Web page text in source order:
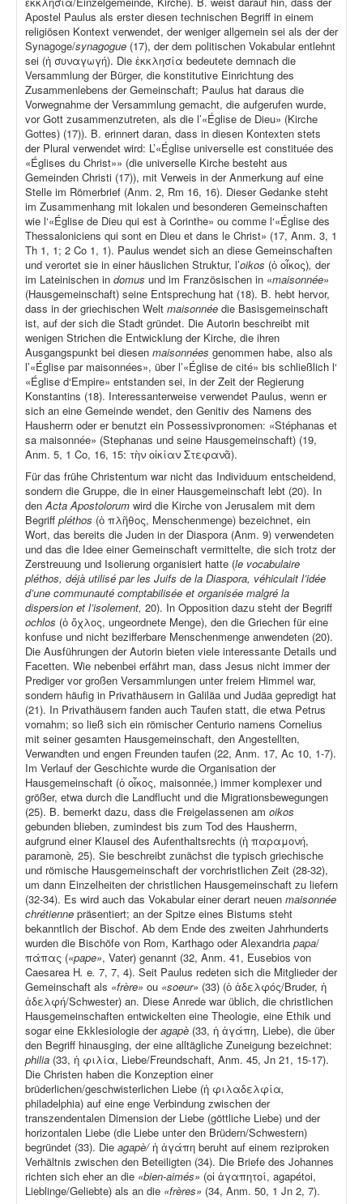
Apostel Paulus als erster diesen technischen Begriff in einem
religiösen Kontext verwendet, der weniger allgemein sei als der der
Synagoge/synagogue (17), der dem politischen Vokabular entlehnt
sei (ἡ συναγωγή). Die ἐκκλησία bedeutete demnach die
Versammlung der Bürger, die konstitutive Einrichtung des
Zusammenlebens der Gemeinschaft; Paulus hat daraus die
Vorwegnahme der Versammlung gemacht, die aufgerufen wurde,
vor Gott zusammenzutreten, als die l’«Église de Dieu» (Kirche
Gottes) (17)). B. erinnert daran, dass in diesen Kontexten stets
der Plural verwendet wird: L’«Église universelle est constituée des
«Églises du Christ»» (die universelle Kirche besteht aus
Gemeinden Christi (17)), mit Verweis in der Anmerkung auf eine
Stelle im Römerbrief (Anm. 2, Rm 16, 16). Dieser Gedanke steht
im Zusammenhang mit lokalen und besonderen Gemeinschaften
wie l‘«Église de Dieu qui est à Corinthe» ou comme l‘«Église des
Thessaloniciens qui sont en Dieu et dans le Christ» (17, Anm. 3, 1
Th 1, 1; 2 Co 1, 1). Paulus wendet sich an diese Gemeinschaften
und verortet sie in einer häuslichen Struktur, l’oikos (ὁ οἶκος), der
im Lateinischen in domus und im Französischen in «maisonnée»
(Hausgemeinschaft) seine Entsprechung hat (18). B. hebt hervor,
dass in der griechischen Welt maisonnée die Basisgemeinschaft
ist, auf der sich die Stadt gründet. Die Autorin beschreibt mit
wenigen Strichen die Entwicklung der Kirche, die ihren
Ausgangspunkt bei diesen maisonnées genommen habe, also als
l’«Église par maisonnées», über l’«Église de cité» bis schließlich l‘
«Église d‘Empire» entstanden sei, in der Zeit der Regierung
Konstantins (18). Interessanterweise verwendet Paulus, wenn er
sich an eine Gemeinde wendet, den Genitiv des Namens des
Hausherrn oder er benutzt ein Possessivpronomen: «Stéphanas et
sa maisonnée» (Stephanas und seine Hausgemeinschaft) (19,
Anm. 5, 1 Co, 16, 15: τὴν οἰκίαν Στεφανᾶ).
Für das frühe Christentum war nicht das Individuum entscheidend,
sondern die Gruppe, die in einer Hausgemeinschaft lebt (20). In
denActa Apostolorum wird die Kirche von Jerusalem mit dem
Begriff pléthos (ὁ πλῆθος, Menschenmenge) bezeichnet, ein
Wort, das bereits die Juden in der Diaspora (Anm. 9) verwendeten
und das die Idee einer Gemeinschaft vermittelte, die sich trotz der
Zerstreuung und Isolierung organisiert hatte (le vocabulaire
pléthos, déjà utilisé par les Juifs de la Diaspora, véhiculait l’idée
d’une communauté comptabilisée et organisée malgré la
dispersion et l’isolement, 20). In Opposition dazu steht der Begriff
ochlos (ὁ ὄχλος, ungeordnete Menge), den die Griechen für eine
konfuse und nicht bezifferbare Menschenmenge anwendeten (20).
Die Ausführungen der Autorin bieten viele interessante Details und
Facetten. Wie nebenbei erfährt man, dass Jesus nicht immer der
Prediger vor großen Versammlungen unter freiem Himmel war,
sondern häufig in Privathäusern in Galiläa und Judäa gepredigt hat
(21). In Privathäusern fanden auch Taufen statt, die etwa Petrus
vornahm; so ließ sich ein römischer Centurio namens Cornelius
mit seiner gesamten Hausgemeinschaft, den Angestellten,
Verwandten und engen Freunden taufen (22, Anm. 17, Ac 10, 1-7).
Im Verlauf der Geschichte wurde die Organisation der
Hausgemeinschaft (ὁ οἶκος, maisonnée,) immer komplexer und
größer, etwa durch die Landflucht und die Migrationsbewegungen
(25). B. bemerkt dazu, dass die Freigelassenen am oikos
gebunden blieben, zumindest bis zum Tod des Hausherrn,
aufgrund einer Klausel des Aufenthaltsrechts (ἡ παραμονή,
paramonè, 25). Sie beschreibt zunächst die typisch griechische
und römische Hausgemeinschaft der vorchristlichen Zeit (28-32),
um dann Einzelheiten der christlichen Hausgemeinschaft zu liefern
(32-34). Es wird auch das Vokabular einer derart neuen maisonnée
chrétienne präsentiert; an der Spitze eines Bistums steht
bekanntlich der Bischof. Ab dem Ende des zweiten Jahrhunderts
wurden die Bischöfe von Rom, Karthago oder Alexandria papa/
πάπας («pape», Vater) genannt (32, Anm. 41, Eusebios von
Caesarea H. e. 7, 7, 4). Seit Paulus redeten sich die Mitglieder der
Gemeinschaft als «frère» ou «soeur» (33) (ὁ ἀδελφός/Bruder, ἡ
ἀδελφή/Schwester) an. Diese Anrede war üblich, die christlichen
Hausgemeinschaften entwickelten eine Theologie, eine Ethik und
sogar eine Ekklesiologie deragapè (33, ἡ ἀγάπη, Liebe), die über
den Begriff hinausging, der eine alltägliche Zuneigung bezeichnet:
philia (33, ἡ φιλία, Liebe/Freundschaft, Anm. 45, Jn 21, 15-17).
Die Christen haben die Konzeption einer
brüderlichen/geschwisterlichen Liebe (ἡ φιλαδελφία,
philadelphia) auf eine enge Verbindung zwischen der
transzendentalen Dimension der Liebe (göttliche Liebe) und der
horizontalen Liebe (die Liebe unter den Brüdern/Schwestern)
begründet (33). Die agapè/ἡ ἀγάπη beruht auf einem reziproken
Verhältnis zwischen den Beteiligten (34). Die Briefe des Johannes
richten sich eher an die «bien-aimés» (οἱ ἀγαπητοί, agapétoi,
Lieblinge/Geliebte) als an die «frères» (34, Anm. 50, 1 Jn 2, 7).